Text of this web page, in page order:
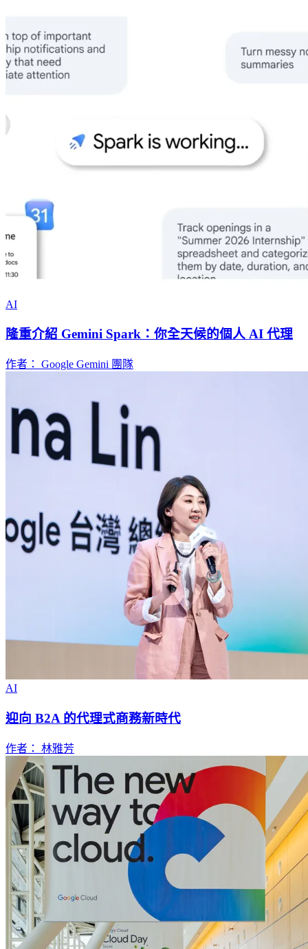
AI
隆重介紹 Gemini Spark：你全天候的個人 AI 代理
作者： Google Gemini 團隊
AI
迎向 B2A 的代理式商務新時代
作者： 林雅芳